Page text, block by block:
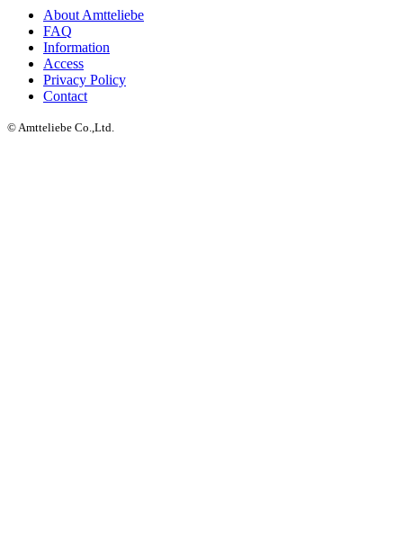
About Amtteliebe
FAQ
Information
Access
Privacy Policy
Contact
© Amtteliebe Co.,Ltd.